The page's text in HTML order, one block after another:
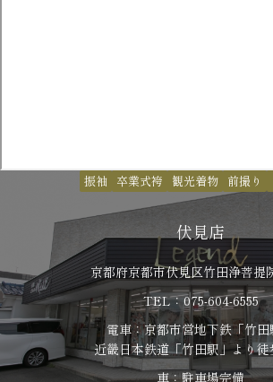
振袖 卒業式袴 観光着物 前撮り
伏見店
京都府京都市伏見区竹田浄菩提
TEL：075-604-6555
電車：京都市営地下鉄「竹田
近畿日本鉄道「竹田駅」より徒
車：駐車場完備